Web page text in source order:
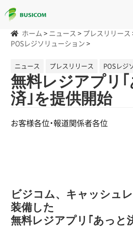
ホーム > ニュース > プレスリリース
POSレジソリューション >
ニュース プレスリリース POSレジ
無料レジアプリ
済｣を提供開始
お客様各位・報道関係者各位
ビジコム、キャッシュ
装備した
無料レジアプリ｢あっと